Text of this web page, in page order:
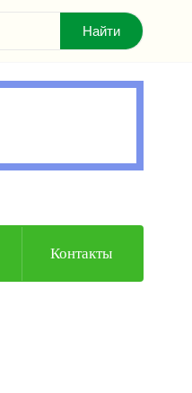
Контакты